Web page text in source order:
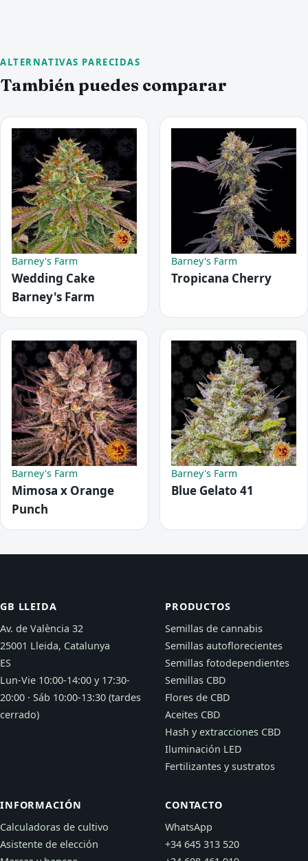
ALTERNATIVAS PARECIDAS
También puedes comparar
Barney's Farm
Wedding Cake
Barney's Farm
Barney's Farm
Tropicana Cherry
Barney's Farm
Mimosa x Orange
Punch
Barney's Farm
Blue Gelato 41
GB LLEIDA
Av. de València 32
25001 Lleida, Catalunya
ES
Lun-Vie 10:00-14:00 y 17:30-
20:00 · Sáb 10:00-13:30 (tardes
cerrado)
PRODUCTOS
Semillas de cannabis
Semillas autoflorecientes
Semillas fotodependientes
Semillas CBD
Flores de CBD
Aceites CBD
Hash y extracciones CBD
Iluminación LED
Fertilizantes y sustratos
INFORMACIÓN
Calculadoras de cultivo
Asistente de elección
CONTACTO
WhatsApp
+34 645 313 520